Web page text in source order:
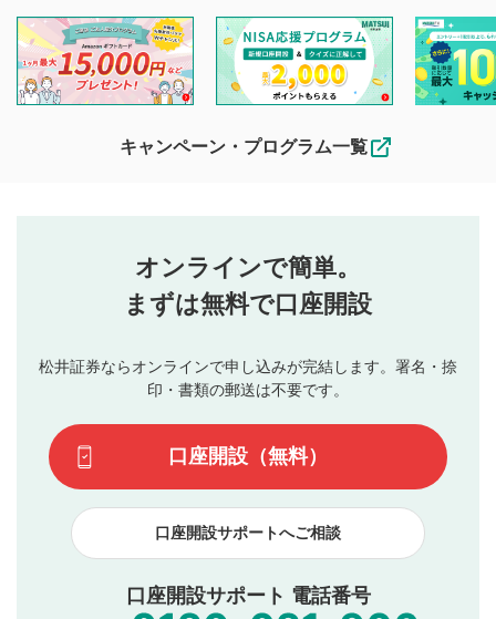
投稿するボタン
星で評価をすると投稿できます。（お名前とコメント
3
動画の評価
です）
を目的として、各動画コンテンツに、評価およびコメントの
投稿ができます。利用者は以下の注意事項をご理解のうえ、
閲覧および投稿を行うものとしてください。
他の利用者が動画を視聴される際の参考になるコメントをお
待ちしております。
なお、投稿をもって、本注意事項に同意されたものとみなし
行ってください。
当社は、利用者同士、もしくは利用者と第三者間のトラ
ブルによって生じた損害に対して一切の責任を負いませ
評価およびコメントは当社にて審査のうえ、掲載となり
ます。掲載されるまでに日数がかかる場合や掲載されない
てはお答えできません。各動画コンテンツへの掲載をもっ
て結果のご連絡といたします。ご了承ください。
下記の項目に該当すると判断された投稿内容は、掲載を
見合わせる場合がございます。
本動画コンテンツとは無関係の内容の投稿
他者への誹謗中傷や差別的表現投稿
公序良俗に反する内容の投稿
氏名、住所、電話番号など個人を特定できる情報の
キャンペーン・プログラム一覧
オンラインで簡単。
まずは無料で口座開設
松井証券ならオンラインで申し込みが完結します。署名・捺
印・書類の郵送は不要です。
口座開設（無料）
口座開設サポートへご相談
口座開設サポート 電話番号